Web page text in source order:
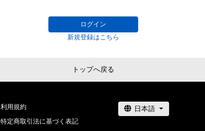
ログイン
新規登録はこちら
トップへ戻る
利用規約
特定商取引法に基づく表記